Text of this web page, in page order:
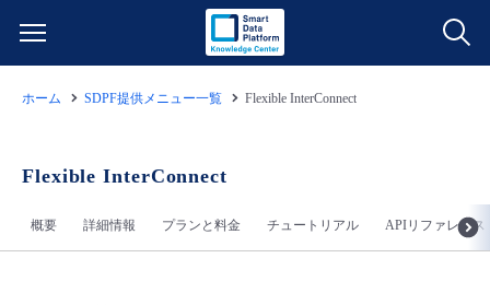
サービス一覧
データ利活用
クラウド/サーバー
よくある質問
データ利活用
料金情報
ホーム SDPF提供メニュー一覧 Flexible InterConnect
Flexible InterConnect
概要 詳細情報 プランと料金 チュートリアル APIリファレンス